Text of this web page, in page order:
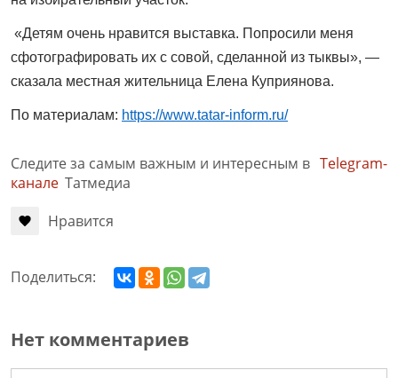
«Детям очень нравится выставка. Попросили меня
сфотографировать их с совой, сделанной из тыквы», —
сказала местная жительница Елена Куприянова.
По материалам: https://www.tatar-inform.ru/
Следите за самым важным и интересным в Telegram-
канале Татмедиа
Нравится
Поделиться:
Нет комментариев